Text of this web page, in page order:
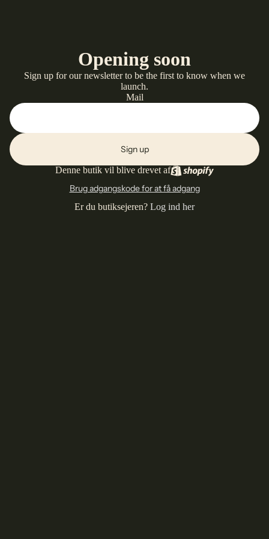
Opening soon
Sign up for our newsletter to be the first to know when we
launch.
Mail
Sign up
Denne butik vil blive drevet af
Brug adgangskode for at få adgang
Er du butiksejeren? Log ind her